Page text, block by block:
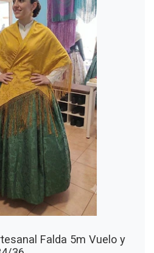
Falda 5m Vuelo y